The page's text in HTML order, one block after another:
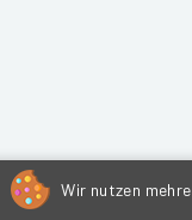
Wir nutzen